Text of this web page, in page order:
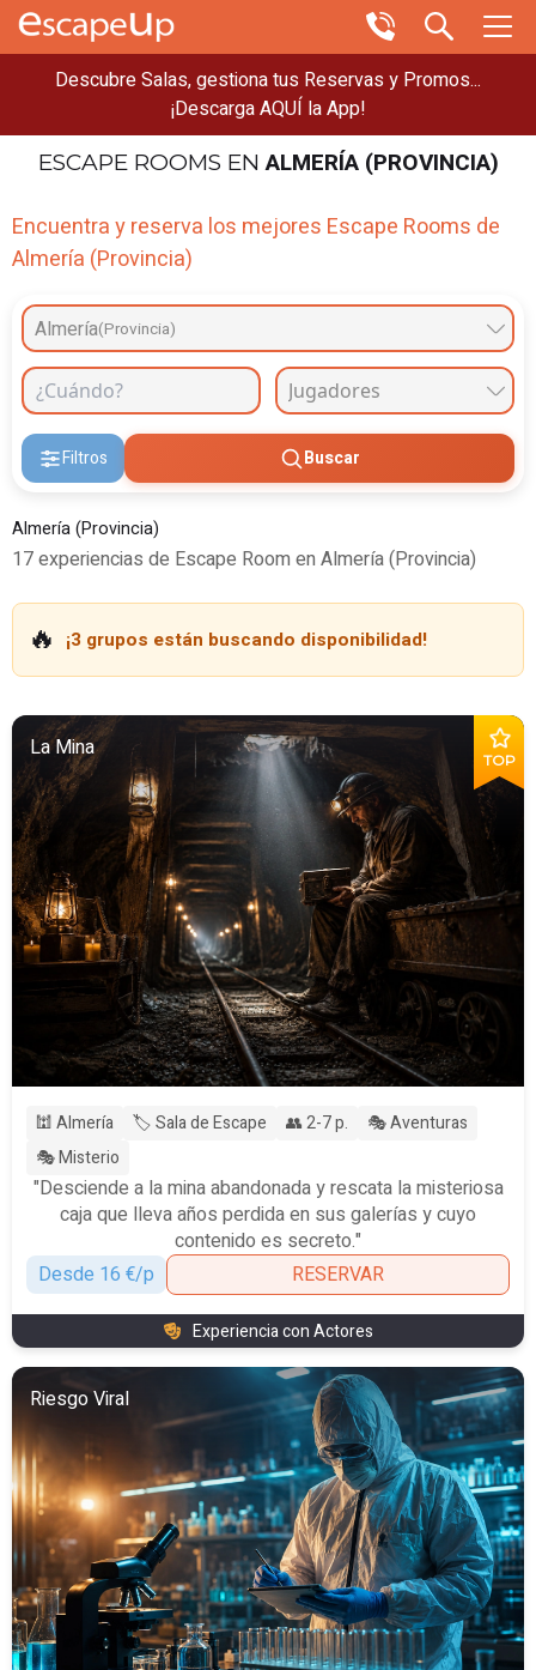
Descubre Salas, gestiona tus Reservas y Promos...
¡Descarga AQUÍ la App!
ESCAPE ROOMS ENALMERÍA (PROVINCIA)
Encuentra y reserva los mejores Escape Rooms de
Almería (Provincia)
Almería(Provincia)
Filtros Buscar
Almería (Provincia)
17 experiencias de Escape Room en Almería (Provincia)
🔥 ¡3 grupos están buscando disponibilidad!
TOP
La Mina
🕍 Almería 🏷️ Sala de Escape 👥 2-7 p.
🎭 Aventuras
🎭 Misterio
"Desciende a la mina abandonada y rescata la misteriosa
caja que lleva años perdida en sus galerías y cuyo
contenido es secreto."
Desde 16 €/p
RESERVAR
Experiencia con Actores
Riesgo Viral